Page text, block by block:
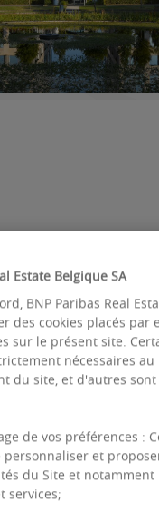
- 1831 Diegem
: 2062.00 m²
Guillaume
+3226431035
Estate Belgique SA
BNP Paribas Real
des cookies placés par
sur le présent site.
nécessaires au
du site, et d'autres
de vos préférences :
et
du Site et notamment
services;